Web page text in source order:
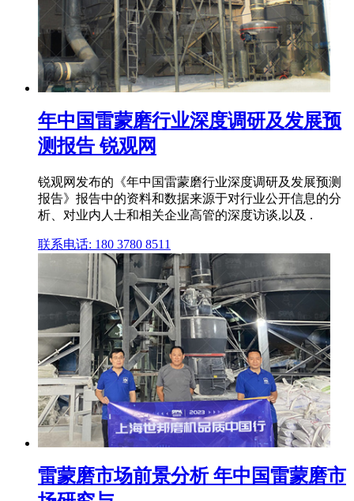
年中国雷蒙磨行业深度调研及发展预
测报告 锐观网
锐观网发布的《年中国雷蒙磨行业深度调研及发展预测
报告》报告中的资料和数据来源于对行业公开信息的分
析、对业内人士和相关企业高管的深度访谈,以及 .
联系电话: 180 3780 8511
雷蒙磨市场前景分析 年中国雷蒙磨市